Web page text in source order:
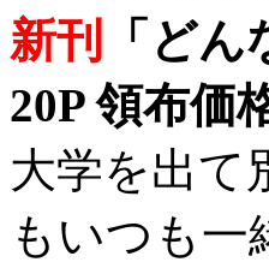
新刊
「ど
20P 領布価
大学を出て
もいつも一